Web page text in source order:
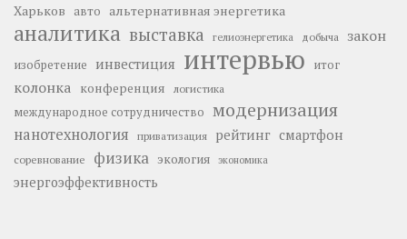
Харьков авто альтернативная энергетика
аналитика выставка гелиоэнергетика добыча закон
изобретение инвестиция интервью итог
колонка конференция логистика
международное сотрудничество модернизация
нанотехнология приватизация рейтинг смартфон
соревнование физика экология экономика
энергоэффективность